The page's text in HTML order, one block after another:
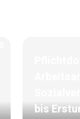
bis